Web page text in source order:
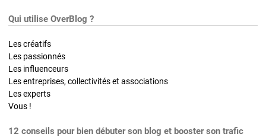
Qui utilise OverBlog ?
Les créatifs
Les passionnés
Les influenceurs
Les entreprises, collectivités et associations
Les experts
Vous !
12 conseils pour bien débuter son blog et booster son trafic